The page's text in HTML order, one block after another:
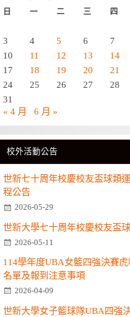
日 一 二 三 四
3
4 5 6 7
10
11 12 13 14
17
18 19 20 21
24
25 26 27 28
31
« 4 月
6 月 »
校外活動公告
世新七十周年校慶校友盃球類
程公告
2026-05-29
世新大學七十周年校慶校友盃
2026-05-11
114學年度UBA女籃四強決賽
名單及報到注意事項
2026-04-09
世新大學女子籃球隊UBA四強